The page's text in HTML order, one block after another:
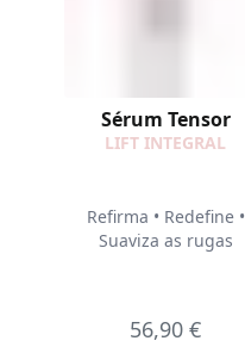
Sérum Tensor
LIFT INTEGRAL
Refirma • Redefine •
Suaviza as rugas
56,90 €